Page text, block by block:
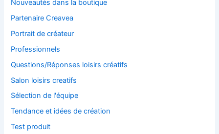
Nouveautés dans la boutique
Partenaire Creavea
Portrait de créateur
Professionnels
Questions/Réponses loisirs créatifs
Salon loisirs creatifs
Sélection de l'équipe
Tendance et idées de création
Test produit